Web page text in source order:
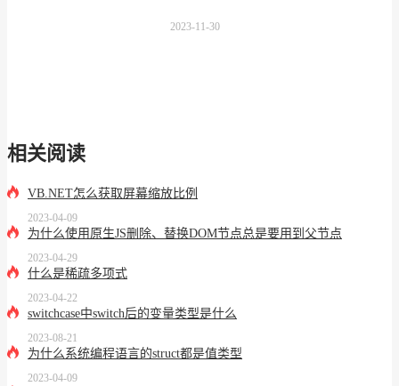
2023-11-30
相关阅读
VB.NET怎么获取屏幕缩放比例
2023-04-09
为什么使用原生JS删除、替换DOM节点总是要用到父节点
2023-04-29
什么是稀疏多项式
2023-04-22
switchcase中switch后的变量类型是什么
2023-08-21
为什么系统编程语言的struct都是值类型
2023-04-09